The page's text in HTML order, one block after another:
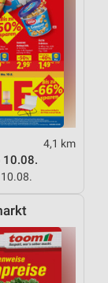
4,1 km
10.08.